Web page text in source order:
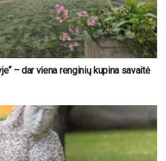
– dar viena renginių kupina savaitė